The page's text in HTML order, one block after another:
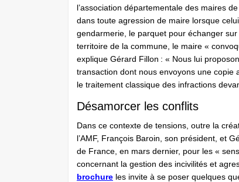
l’association départementale des maires
dans toute agression de maire lorsque
gendarmerie, le parquet pour échanger
territoire de la commune, le maire «
explique Gérard Fillon : « Nous lui
transaction dont nous envoyons une copie
le traitement classique des infractions
Désamorcer les conflits
Dans ce contexte de tensions, outre la
l’AMF, François Baroin, son président, et
de France, en mars dernier, pour les «
concernant la gestion des incivilités et
brochure les invite à se poser quelques